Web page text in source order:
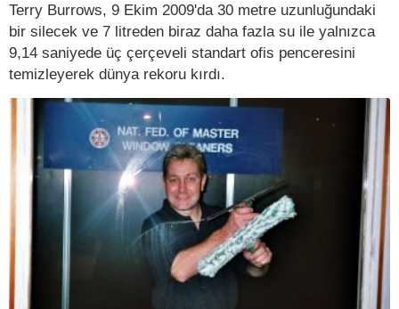
Terry Burrows, 9 Ekim 2009'da 30 metre uzunluğundaki
bir silecek ve 7 litreden biraz daha fazla su ile yalnızca
9,14 saniyede üç çerçeveli standart ofis penceresini
temizleyerek dünya rekoru kırdı.